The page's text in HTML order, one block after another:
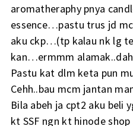
aromatheraphy pnya
essence…pastu trus jd
aku ckp…(tp kalau nk lg
kan…ermmm
Pastu kat dlm keta pun
Cehh..bau mcm jantan
Bila abeh ja cpt2 aku beli
kt SSF ngn kt hinode